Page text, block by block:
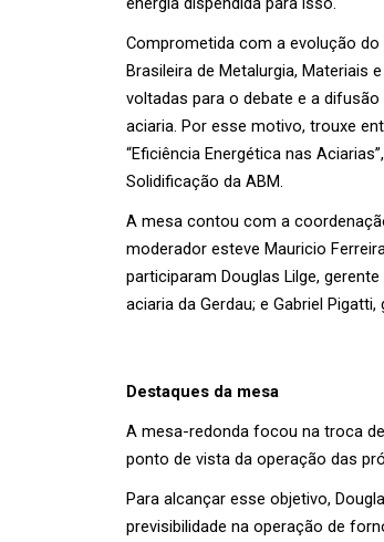
Comprometida com a evolução
Brasileira de Metalurgia, Materiais
voltadas para o debate e a
aciaria. Por esse motivo, trouxe
“Eficiência Energética nas
Solidificação da ABM.
A mesa contou com a
moderador esteve Mauricio
participaram Douglas Lilge,
aciaria da Gerdau; e Gabriel
Destaques da mesa
A mesa-redonda focou na troca
ponto de vista da operação das
Para alcançar esse objetivo,
previsibilidade na operação de